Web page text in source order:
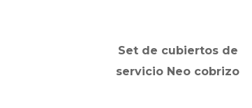
Set de cubiertos de
servicio Neo cobrizo